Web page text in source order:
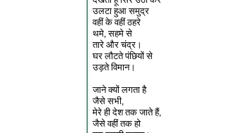
उलटा हुआ समुद्र
वहीं के वहीं ठहरे
थमे, सहमे से
तारे और चंद्र।
घर लौटते पंछियों से
उड़ते विमान।
जाने क्यों लगता है
जैसे सभी,
मेरे ही देश तक जाते हैं,
जैसे वहीं तक हो